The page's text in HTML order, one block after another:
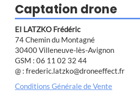
Captation drone
EI LATZKO Frédéric
74 Chemin du Montagné
30400 Villeneuve-lès-Avignon
GSM : 06 11 02 32 44
@ : frederic.latzko@droneeffect.fr
Conditions Générale de Vente